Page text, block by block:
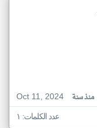
Oct 11, 2024
منذ سنة
عدد الكلمات: ١